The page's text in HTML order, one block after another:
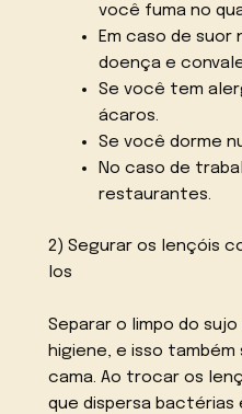
você fuma no
Em caso de
doença e
Se você tem
ácaros.
Se você dorme
No caso de
restaurantes.
2) Segurar os lençóis
los
Separar o limpo do
higiene, e isso também
cama. Ao trocar os
que dispersa